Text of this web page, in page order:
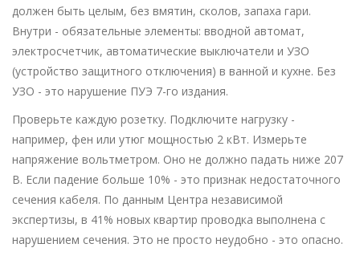
должен быть целым, без вмятин, сколов, запаха гари.
Внутри - обязательные элементы: вводной автомат,
электросчетчик, автоматические выключатели и УЗО
(устройство защитного отключения) в ванной и кухне. Без
УЗО - это нарушение ПУЭ 7-го издания.
Проверьте каждую розетку. Подключите нагрузку -
например, фен или утюг мощностью 2 кВт. Измерьте
напряжение вольтметром. Оно не должно падать ниже 207
В. Если падение больше 10% - это признак недостаточного
сечения кабеля. По данным Центра независимой
экспертизы, в 41% новых квартир проводка выполнена с
нарушением сечения. Это не просто неудобно - это опасно.